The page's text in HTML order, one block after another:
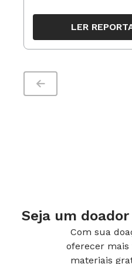
organizar ações para
trabalho pedagógico ao
período
LER
Seja um
Com sua
oferecer
materiais